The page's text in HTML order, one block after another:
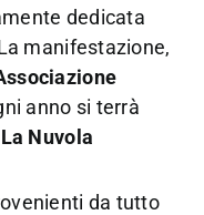
dedicata
manifestazione,
anno si terrà
La Nuvola
da tutto